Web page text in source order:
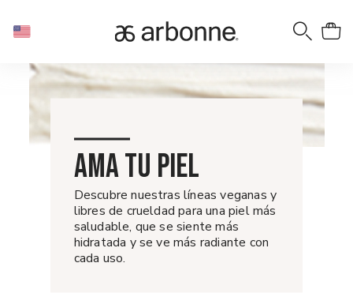
AMA TU PIEL
Descubre nuestras líneas veganas y
libres de crueldad para una piel más
saludable, que se siente más
hidratada y se ve más radiante con
cada uso.